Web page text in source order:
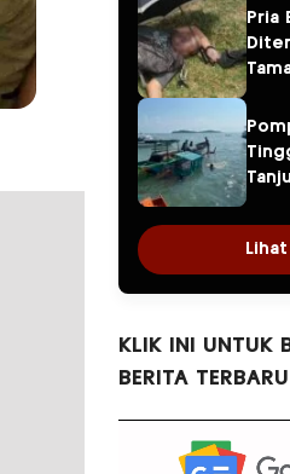
Cair
Pria
KLIK INI UNTUK
BERITA